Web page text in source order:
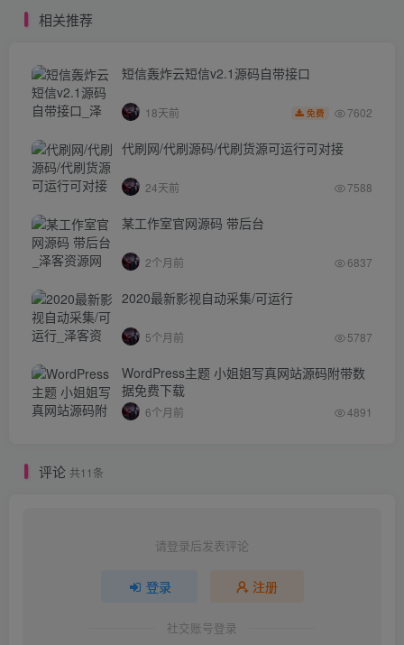
相关推荐
短信轰炸云短信v2.1源码自带接口
18天前 免费 7602
代刷网/代刷源码/代刷货源可运行可对接
24天前 7588
某工作室官网源码 带后台
2个月前 6837
2020最新影视自动采集/可运行
5个月前 5787
WordPress主题 小姐姐写真网站源码附带数
据免费下载
6个月前 4891
评论 共11条
请登录后发表评论
登录 注册
社交账号登录